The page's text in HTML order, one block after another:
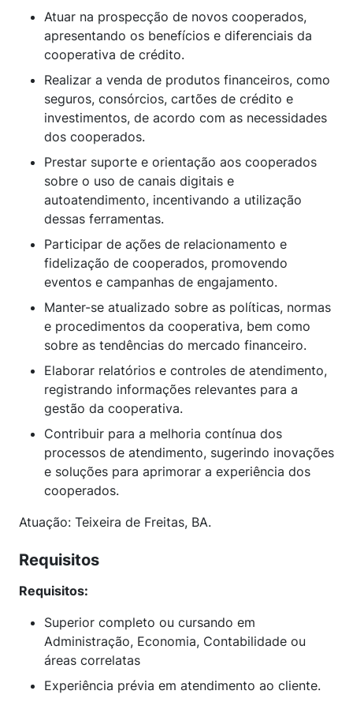
Atuar na prospecção de novos cooperados,
apresentando os benefícios e diferenciais da
cooperativa de crédito.
Realizar a venda de produtos financeiros, como
seguros, consórcios, cartões de crédito e
investimentos, de acordo com as necessidades
dos cooperados.
Prestar suporte e orientação aos cooperados
sobre o uso de canais digitais e
autoatendimento, incentivando a utilização
dessas ferramentas.
Participar de ações de relacionamento e
fidelização de cooperados, promovendo
eventos e campanhas de engajamento.
Manter-se atualizado sobre as políticas, normas
e procedimentos da cooperativa, bem como
sobre as tendências do mercado financeiro.
Elaborar relatórios e controles de atendimento,
registrando informações relevantes para a
gestão da cooperativa.
Contribuir para a melhoria contínua dos
processos de atendimento, sugerindo inovações
e soluções para aprimorar a experiência dos
cooperados.
Atuação: Teixeira de Freitas, BA.
Requisitos
Requisitos:
Superior completo ou cursando em
Administração, Economia, Contabilidade ou
áreas correlatas
Experiência prévia em atendimento ao cliente.